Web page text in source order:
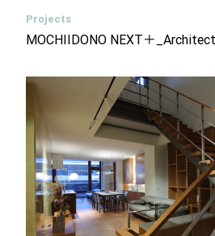
Projects
MOCHIIDONO NEXT＋